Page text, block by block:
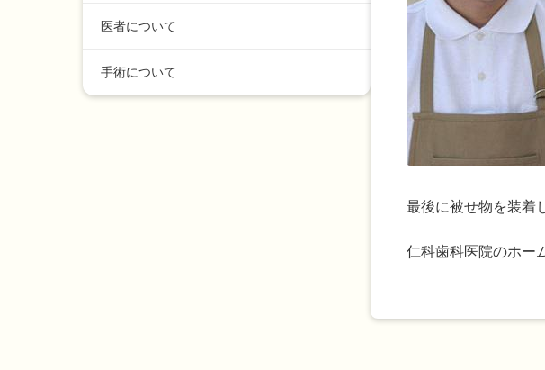
最後に被せ物を装着
仁科歯科医院のホー
医者について
手術について